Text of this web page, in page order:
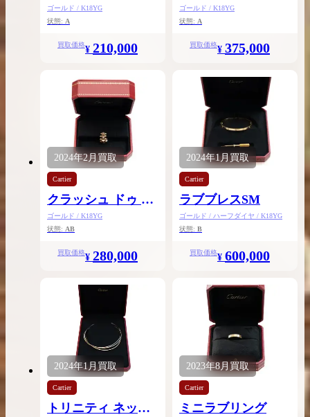
ルティエ リング
MM
ゴールド / K18YG
状態: A
買取価格¥ 210,000
ルティエ ピアスSM
ゴールド / K18YG
状態: A
買取価格¥ 375,000
2024年2月買取
Cartier
クラッシュ ドゥ カ
ルティエ イヤリン
グLM
ゴールド / K18YG
状態: AB
買取価格¥ 280,000
2024年1月買取
Cartier
ラブブレスSM
ゴールド / ハーフダイヤ / K18YG
状態: B
買取価格¥ 600,000
2024年1月買取
Cartier
トリニティ ネック
2023年8月買取
Cartier
ミニラブリング